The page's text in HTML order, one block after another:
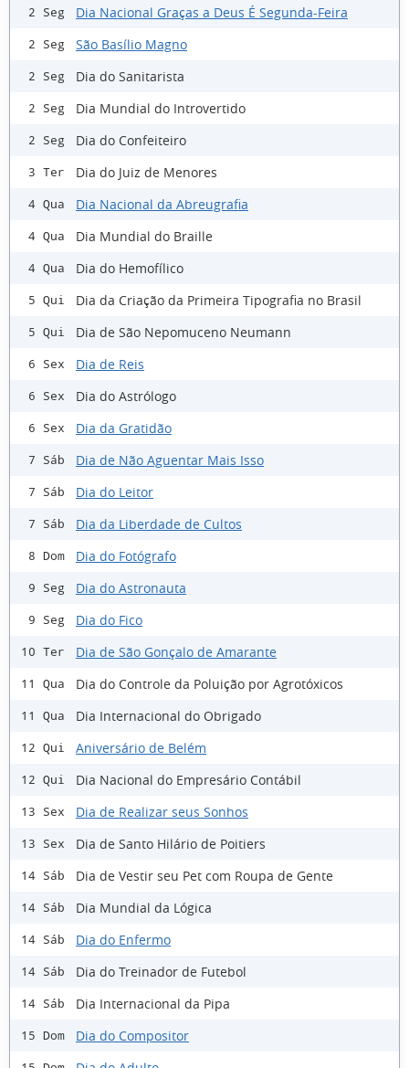
2 Seg Dia Nacional Graças a Deus É Segunda-Feira
2 Seg São Basílio Magno
2 Seg Dia do Sanitarista
2 Seg Dia Mundial do Introvertido
2 Seg Dia do Confeiteiro
3 Ter Dia do Juiz de Menores
4 Qua Dia Nacional da Abreugrafia
4 Qua Dia Mundial do Braille
4 Qua Dia do Hemofílico
5 Qui Dia da Criação da Primeira Tipografia no Brasil
5 Qui Dia de São Nepomuceno Neumann
6 Sex Dia de Reis
6 Sex Dia do Astrólogo
6 Sex Dia da Gratidão
7 Sáb Dia de Não Aguentar Mais Isso
7 Sáb Dia do Leitor
7 Sáb Dia da Liberdade de Cultos
8 Dom Dia do Fotógrafo
9 Seg Dia do Astronauta
9 Seg Dia do Fico
10 Ter Dia de São Gonçalo de Amarante
11 Qua Dia do Controle da Poluição por Agrotóxicos
11 Qua Dia Internacional do Obrigado
12 Qui Aniversário de Belém
12 Qui Dia Nacional do Empresário Contábil
13 Sex Dia de Realizar seus Sonhos
13 Sex Dia de Santo Hilário de Poitiers
14 Sáb Dia de Vestir seu Pet com Roupa de Gente
14 Sáb Dia Mundial da Lógica
14 Sáb Dia do Enfermo
14 Sáb Dia do Treinador de Futebol
14 Sáb Dia Internacional da Pipa
15 Dom Dia do Compositor